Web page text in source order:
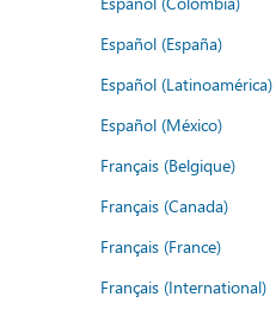
Español (España)
Español (Latinoamérica)
Español (México)
Français (Belgique)
Français (Canada)
Français (France)
Français (International)